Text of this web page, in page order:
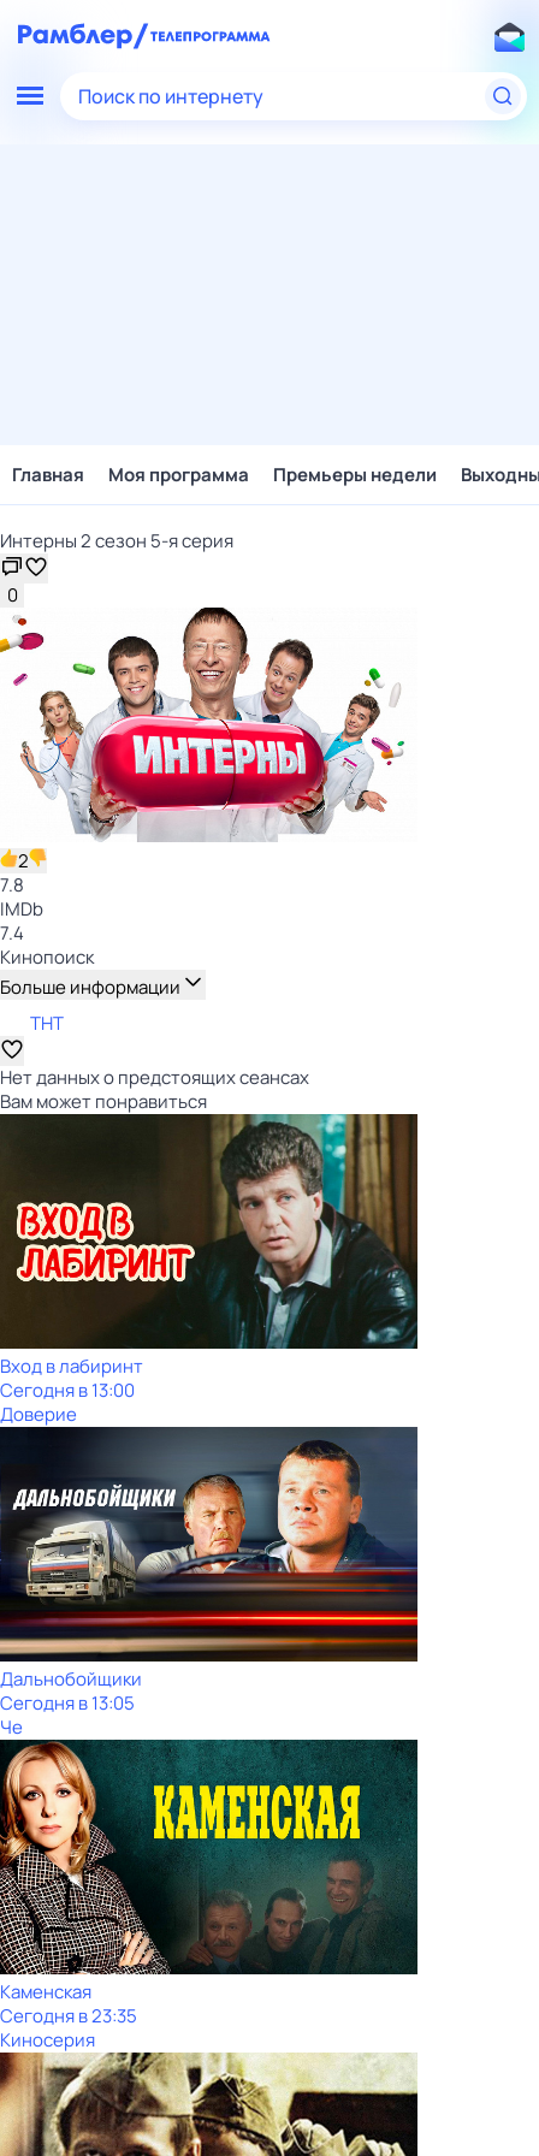
Поиск по интернету
Главная Моя программа Премьеры недели
Интерны 2 сезон 5-я серия
0
2
7.8
IMDb
7.4
Кинопоиск
Больше информации
ТНТ
Нет данных о предстоящих сеансах
Вам может понравиться
Вход в лабиринт
Сегодня в 13:00
Доверие
Дальнобойщики
Сегодня в 13:05
Че
Каменская
Сегодня в 23:35
Киносерия